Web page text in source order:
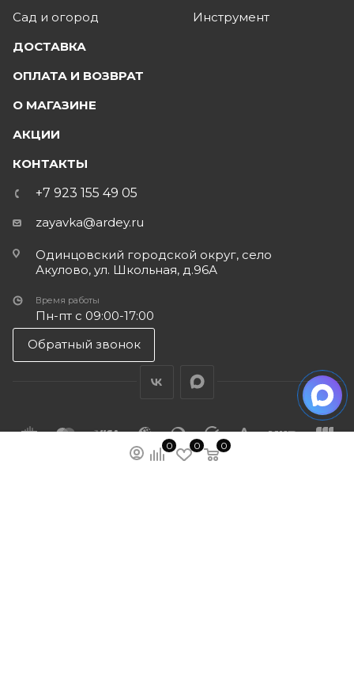
0 0 0
Сад и огород
Инструмент
ДОСТАВКА
ОПЛАТА И ВОЗВРАТ
О МАГАЗИНЕ
АКЦИИ
КОНТАКТЫ
+7 923 155 49 05
zayavka@ardey.ru
Одинцовский городской округ, село
Акулово, ул. Школьная, д.96А
Время работы
Пн-пт с 09:00-17:00
Обратный звонок